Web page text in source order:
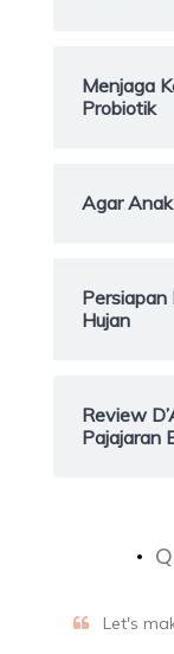
Menjaga
Probiotik
Agar
Persiapan
Hujan
Review
Pajajaran
Let's